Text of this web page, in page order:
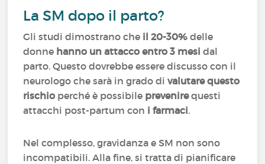
La SM dopo il parto?
Gli studi dimostrano che il 20-30% delle
donne hanno un attacco entro 3 mesi dal
parto. Questo dovrebbe essere discusso con il
neurologo che sarà in grado di valutare questo
rischio perché è possibile prevenirequesti
attacchi post-partum con i farmaci.
Nel complesso, gravidanza e SM non sono
incompatibili. Alla fine, si tratta di pianificare